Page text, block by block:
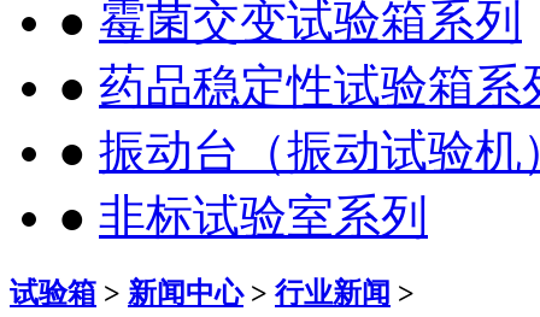
● 霉菌交变试验箱系列
● 药品稳定性试验箱系
● 振动台（振动试验机
● 非标试验室系列
试验箱 > 新闻中心> 行业新闻 >